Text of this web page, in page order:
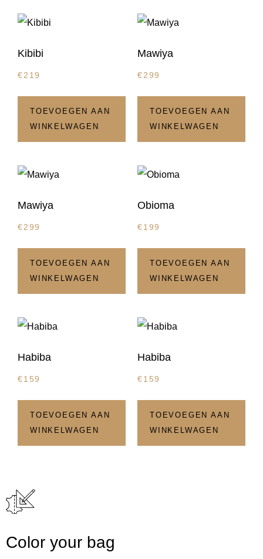
Kibibi
€219
TOEVOEGEN AAN
WINKELWAGEN
Mawiya
€299
TOEVOEGEN AAN
WINKELWAGEN
Mawiya
€299
TOEVOEGEN AAN
WINKELWAGEN
Obioma
€199
TOEVOEGEN AAN
WINKELWAGEN
Habiba
€159
TOEVOEGEN AAN
WINKELWAGEN
Habiba
€159
TOEVOEGEN AAN
WINKELWAGEN
Color your bag